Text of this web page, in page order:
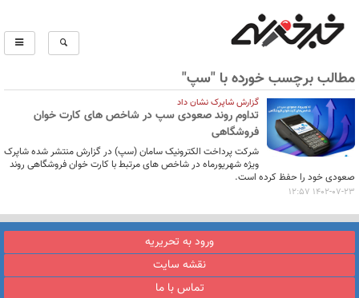
مطالب برچسب خورده با "سپ"
گزارش شاپرک نشان داد
تداوم روند صعودی سپ در شاخص های کارت خوان
فروشگاهی
شرکت پرداخت الکترونیک سامان (سپ) در گزارش منتشر شده شاپرک
ویژه شهریورماه در شاخص های مرتبط با کارت خوان فروشگاهی روند
صعودی خود را حفظ کرده است.
1402-07-23 12:57
ورود به تحریریه
نقشه سایت
تماس با ما